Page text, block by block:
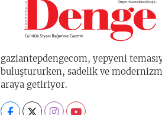
gaziantepdengecom, yepyeni
buluştururken, sadelik ve
araya getiriyor.